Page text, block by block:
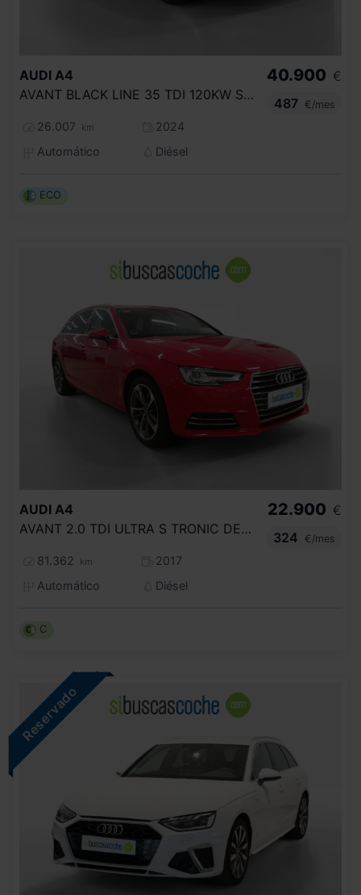
AUDI A4
AVANT BLACK LINE 35 TDI 120KW S TRONIC
26.007 km
2024
Automático
Diésel
40.900 €
487
€/mes
ECO
AUDI A4
AVANT 2.0 TDI ULTRA S TRONIC DESIGN EDIT
81.362 km
2017
Automático
Diésel
22.900 €
324
€/mes
C